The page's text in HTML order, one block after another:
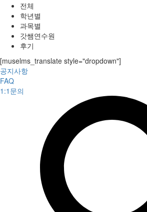
전체
학년별
과목별
갓쌤연수원
후기
[muselms_translate style="dropdown"]
공지사항
FAQ
1:1문의